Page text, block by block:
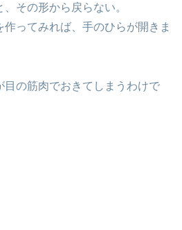
その形から戻らない。
作ってみれば、手のひらが開きま
目の筋肉でおきてしまうわけで